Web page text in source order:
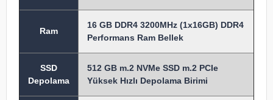
Ram
16 GB DDR4 3200MHz (1x16GB) DDR4
Performans Ram Bellek
SSD
Depolama
512 GB m.2 NVMe SSD m.2 PCIe
Yüksek Hızlı Depolama Birimi